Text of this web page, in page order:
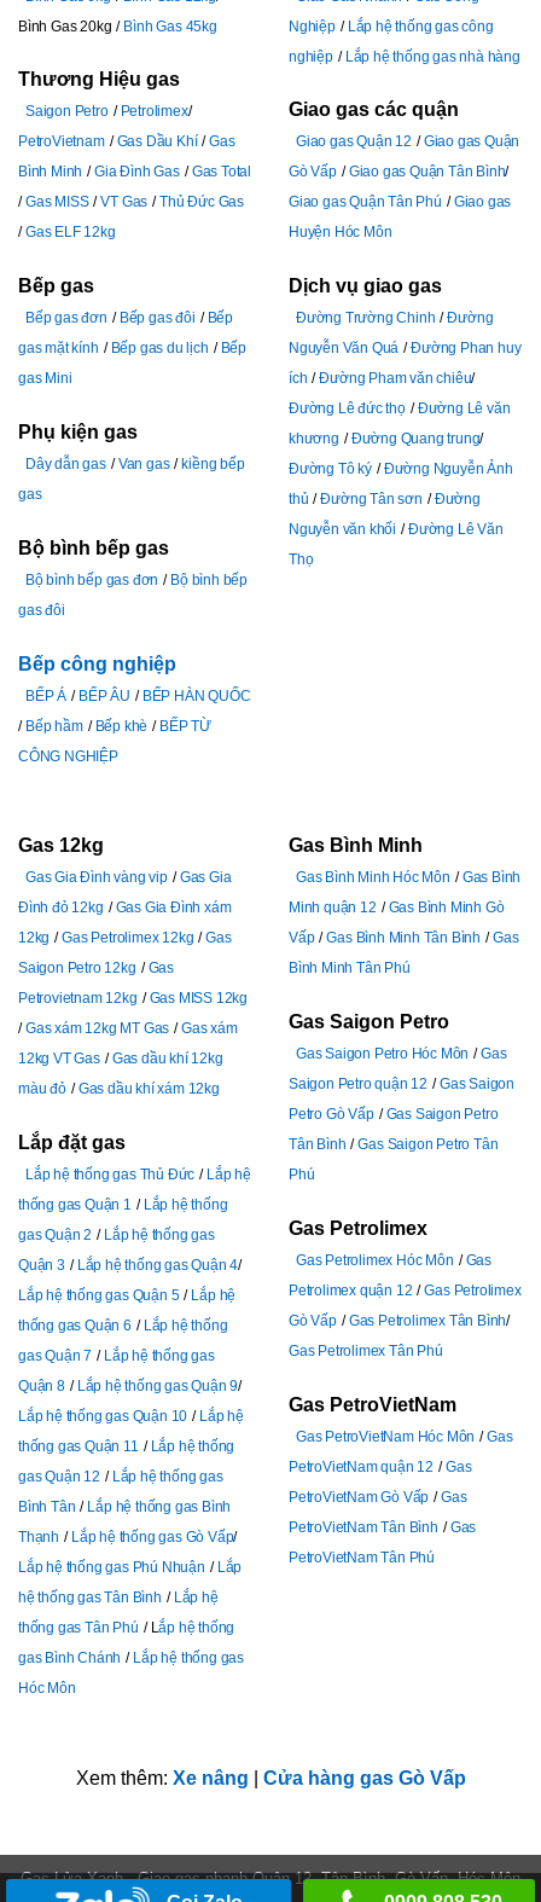
Bình Gas 20kg
Bình Gas 45kg
Thương Hiệu gas
Saigon Petro
Petrolimex
PetroVietnam
Gas Dầu Khí
Gas
Bình Minh
Gia Đình Gas
Gas Total
Gas MISS
VT Gas
Thủ Đức Gas
Gas ELF 12kg
Bếp gas
Bếp gas đơn Bếp gas đôi
Bếp
gas mặt kính
Bếp gas du lịch
Bếp
gas Mini
Phụ kiện gas
Dây dẫn gas Van gas
kiềng bếp
gas
Bộ bình bếp gas
Bộ bình bếp gas đơn
Bộ bình bếp
gas đôi
Bếp công nghiệp
BẾP Á BẾP ÂU
BẾP HÀN QUỐC
Bếp hầm
Bếp khè
BẾP TỪ
CÔNG NGHIỆP
Nghiệp
Lắp hệ thống gas công
nghiệp
Lắp hệ thống gas nhà hàng
Giao gas các quận
Giao gas Quận 12
Giao gas Quận
Gò Vấp
Giao gas Quận Tân Bình
Giao gas Quận Tân Phú
Giao gas
Huyện Hóc Môn
Dịch vụ giao gas
Đường Trường Chinh
Đường
Nguyễn Văn Quá
Đường Phan huy
ích
Đường Pham văn chiêu
Đường Lê đức thọ
Đường Lê văn
khương
Đường Quang trung
Đường Tô ký
Đường Nguyễn Ảnh
thủ
Đường Tân sơn
Đường
Nguyễn văn khối
Đường Lê Văn
Thọ
Gas 12kg
Gas Gia Đình vàng vip
Gas Gia
Đình đỏ 12kg
Gas Gia Đình xám
12kg
Gas Petrolimex 12kg
Gas
Saigon Petro 12kg
Gas
Petrovietnam 12kg
Gas MISS 12kg
Gas xám 12kg MT Gas
Gas xám
12kg VT Gas
Gas dầu khí 12kg
màu đỏ
Gas dầu khí xám 12kg
Lắp đặt gas
Lắp hệ thống gas Thủ Đức
Lắp hệ
thống gas Quận 1
Lắp hệ thống
gas Quận 2
Lắp hệ thống gas
Quận 3
Lắp hệ thống gas Quận 4
Lắp hệ thống gas Quận 5
Lắp hệ
thống gas Quận 6
Lắp hệ thống
gas Quận 7
Lắp hệ thống gas
Quận 8
Lắp hệ thống gas Quận 9
Lắp hệ thống gas Quận 10
Lắp hệ
thống gas Quận 11
Lắp hệ thống
gas Quận 12
Lắp hệ thống gas
Bình Tân
Lắp hệ thống gas Bình
Thạnh
Lắp hệ thống gas Gò Vấp
Lắp hệ thống gas Phú Nhuận
Lắp
hệ thống gas Tân Bình
Lắp hệ
thống gas Tân Phú
Lắp hệ thống
gas Bình Chánh
Lắp hệ thống gas
Hóc Môn
Gas Bình Minh
Gas Bình Minh Hóc Môn
Gas Bình
Minh quận 12
Gas Bình Minh Gò
Vấp
Gas Bình Minh Tân Bình
Gas
Bình Minh Tân Phú
Gas Saigon Petro
Gas Saigon Petro Hóc Môn
Gas
Saigon Petro quận 12
Gas Saigon
Petro Gò Vấp
Gas Saigon Petro
Tân Bình
Gas Saigon Petro Tân
Phú
Gas Petrolimex
Gas Petrolimex Hóc Môn
Gas
Petrolimex quận 12
Gas Petrolimex
Gò Vấp
Gas Petrolimex Tân Bình
Gas Petrolimex Tân Phú
Gas PetroVietNam
Gas PetroVietNam Hóc Môn
Gas
PetroVietNam quận 12
Gas
PetroVietNam Gò Vấp
Gas
PetroVietNam Tân Bình
Gas
PetroVietNam Tân Phú
Xem thêm: Xe nâng Cửa hàng gas Gò Vấp
Gas Lửa Xanh - Giao gas nhanh Quận 12, Tân Bình, Gò Vấp, Hóc Môn